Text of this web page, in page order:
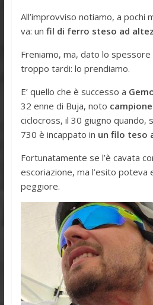
t
All’improvviso notiamo, a pochi
va: un fil di ferro steso ad
Freniamo, ma, dato lo
troppo tardi: lo prendiamo.
E’ quello che è successo a
32 enne di Buja, noto
ciclocross, il 30 giugno quando,
730 è incappato in un filo teso
Fortunatamente se l’è cavata
escoriazione, ma l’esito poteva
peggiore.